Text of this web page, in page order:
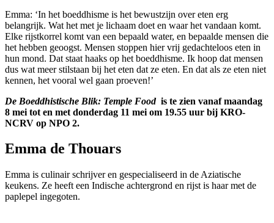
Emma: ‘In het boeddhisme is het bewustzijn over eten erg
belangrijk. Wat het met je lichaam doet en waar het vandaan komt.
Elke rijstkorrel komt van een bepaald water, en bepaalde mensen die
het hebben geoogst. Mensen stoppen hier vrij gedachteloos eten in
hun mond. Dat staat haaks op het boeddhisme. Ik hoop dat mensen
dus wat meer stilstaan bij het eten dat ze eten. En dat als ze eten niet
kennen, het vooral wel gaan proeven!’
De Boeddhistische Blik: Temple Foodis te zien vanaf maandag
8 mei tot en met donderdag 11 mei om 19.55 uur bij KRO-
NCRV op NPO 2.
Emma de Thouars
Emma is culinair schrijver en gespecialiseerd in de Aziatische
keukens. Ze heeft een Indische achtergrond en rijst is haar met de
paplepel ingegoten.